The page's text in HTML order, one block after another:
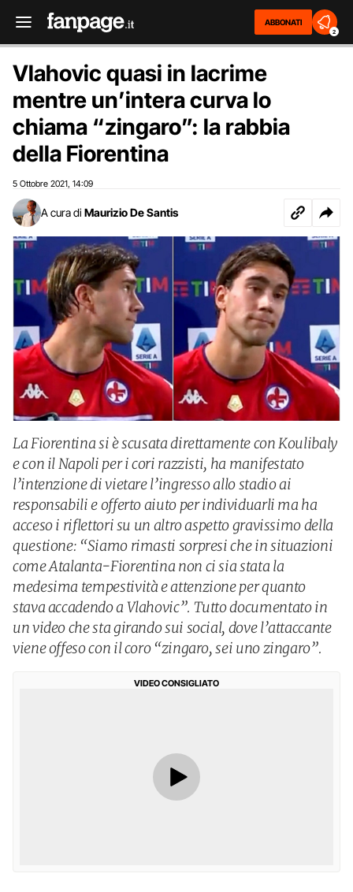
ABBONATI
2
Vlahovic quasi in lacrime
mentre un’intera curva lo
chiama “zingaro”: la rabbia
della Fiorentina
5 Ottobre 2021 14:09
A cura di Maurizio De Santis
La Fiorentina si è scusata direttamente con Koulibaly
e con il Napoli per i cori razzisti, ha manifestato
l’intenzione di vietare l’ingresso allo stadio ai
responsabili e offerto aiuto per individuarli ma ha
acceso i riflettori su un altro aspetto gravissimo della
questione: “Siamo rimasti sorpresi che in situazioni
come Atalanta-Fiorentina non ci sia stata la
medesima tempestività e attenzione per quanto
stava accadendo a Vlahovic”. Tutto documentato in
un video che sta girando sui social, dove l’attaccante
viene offeso con il coro “zingaro, sei uno zingaro”.
VIDEO CONSIGLIATO